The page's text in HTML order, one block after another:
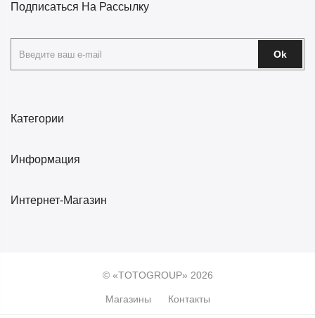
Категории
Информация
Интернет-Магазин
Подписаться На Рассылку
Ok
© «TOTOGROUP» 2026
Магазины Контакты